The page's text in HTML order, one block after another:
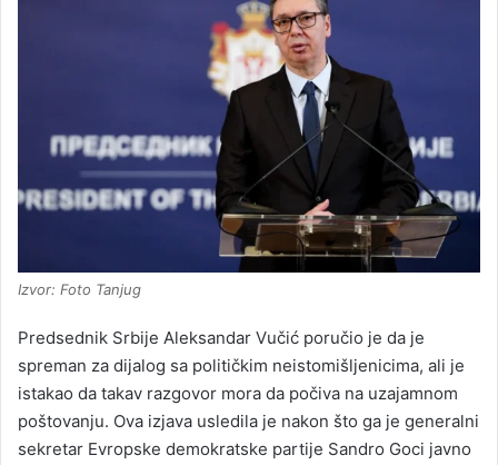
Izvor: Foto Tanjug
Predsednik Srbije Aleksandar Vučić poručio je da je
spreman za dijalog sa političkim neistomišljenicima, ali je
istakao da takav razgovor mora da počiva na uzajamnom
poštovanju. Ova izjava usledila je nakon što ga je generalni
sekretar Evropske demokratske partije Sandro Goci javno